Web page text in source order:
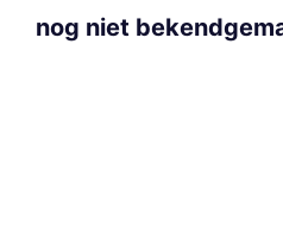
nog niet